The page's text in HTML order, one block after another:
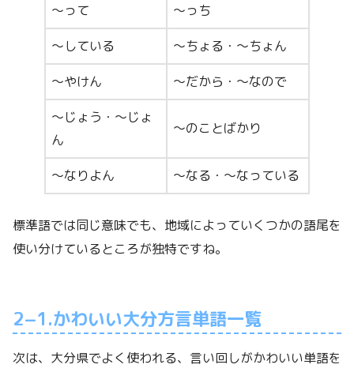
～って ～っち
～している ～ちょる・～ちょん
～やけん ～だから・～なので
～じょう・～じょ
ん
～のことばかり
～なりよん ～なる・～なっている
標準語では同じ意味でも、地域によっていくつかの語尾を
使い分けているところが独特ですね。
2−1.かわいい大分方言単語一覧
次は、大分県でよく使われる、言い回しがかわいい単語を